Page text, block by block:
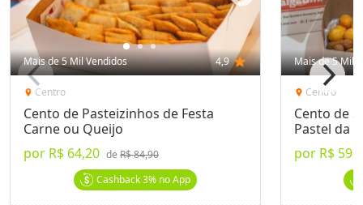
Mais de 5 Mil Vendidos 4,9 star
location_on Centro
Cento de Pasteizinhos de Festa
Carne ou Queijo
por R$ 64,20 deR$ 84,90
Cashback3%no App
Mais de 5 Mil
location_on Centro
Cento de
Pastel da
por R$